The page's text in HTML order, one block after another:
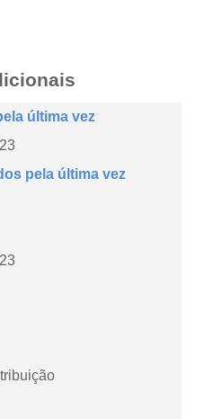
última vez
pela última vez